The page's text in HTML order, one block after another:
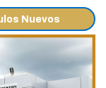
Nuevos